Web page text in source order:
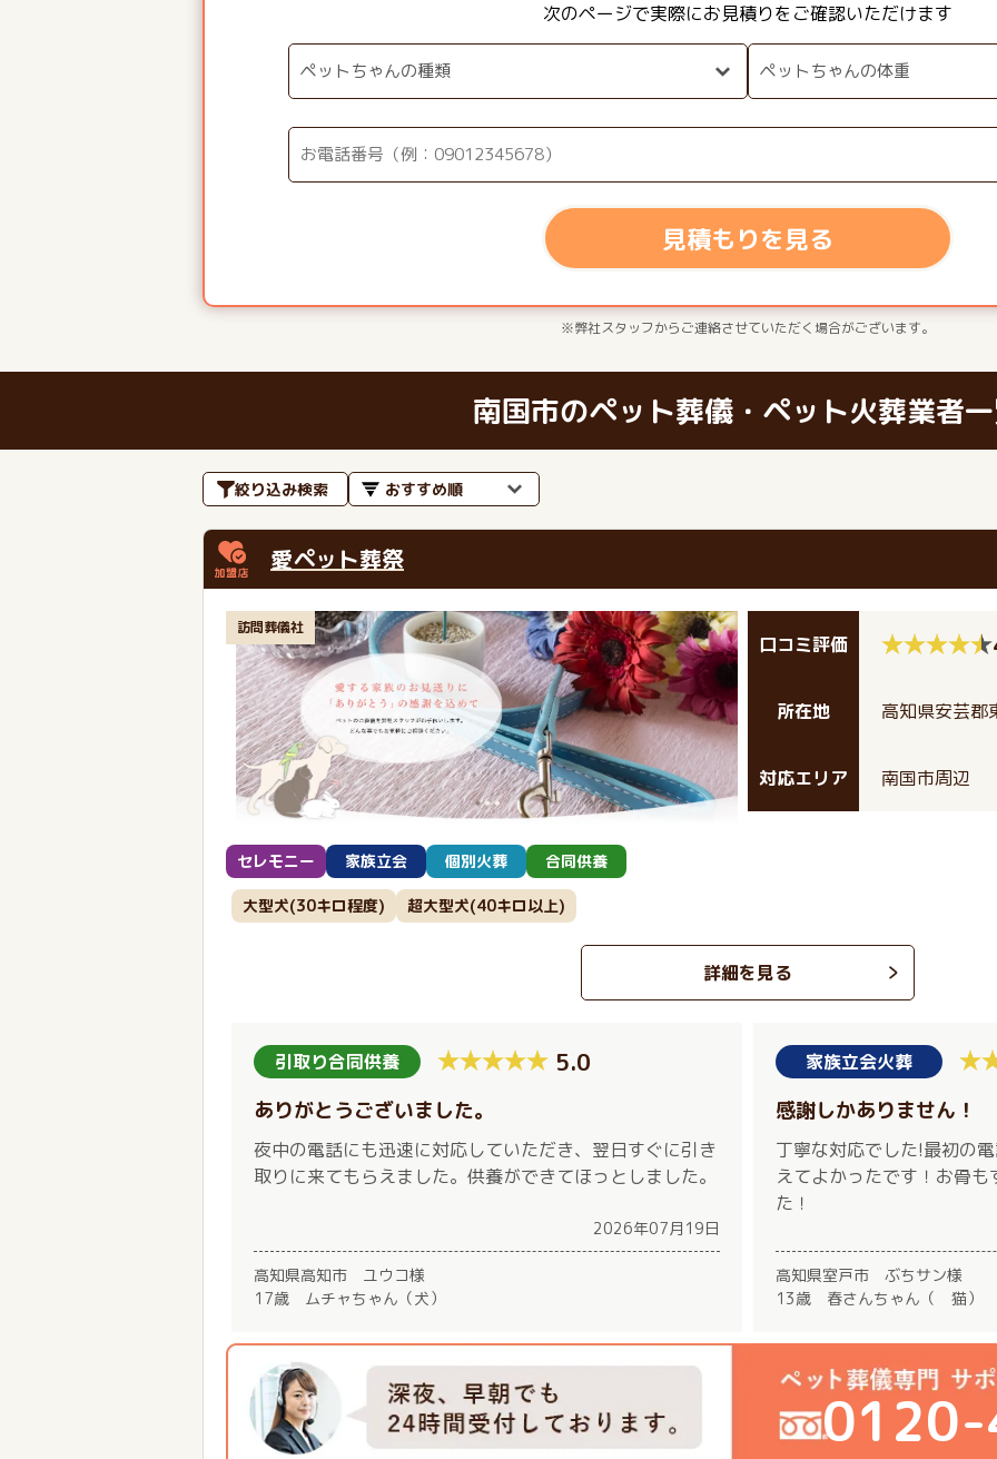
次のページで実際にお見積りをご確認いただけます
見積もりを見る
※弊社スタッフからご連絡させていただく場合がございます。
南国市のペット葬儀・ペット火葬業者
絞り込み検索
愛ペット葬祭
訪問葬儀社
口コミ評価
所在地 高知県安芸
対応エリア 南国市周辺
セレモニー 家族立会 個別火葬 合同供養
大型犬(30キロ程度) 超大型犬(40キロ以上)
詳細を見る
引取り合同供養 5.0
ありがとうございました。
夜中の電話にも迅速に対応していただき、翌日すぐに引き
取りに来てもらえました。供養ができてほっとしました。
2026年07月19日
高知県高知市 ユウコ様
17歳 ムチャちゃん（犬）
家族立会火葬
感謝しかありません！
丁寧な対応でした!最初の
えてよかったです！お骨
た！
高知県室戸市 ぶちサン様
13歳 春さんちゃん（ 猫）